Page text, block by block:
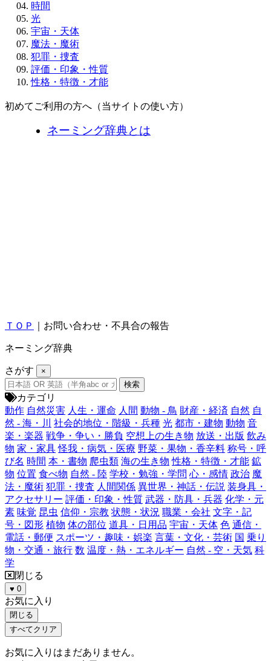
時間
光
宇宙・天体
魔法・魔術
犯罪・捜査
評価・印象・性質
性格・特徴・才能
初めてご利用の方へ（当サイトの使い方）
ネーミング辞典とは
ＴＯＰ ｜お問い合わせ・不具合の報告
ネーミング辞典
さがす ×
カテゴリ
動作 自然災害 人生・運命 人間 動物 - 鳥 財産・経済 自然 自
然 - 海・川
社会的地位・階級・兵種 光 都市・建物 動物 音
楽・楽器 戦争・争い・勝負 空想上の生き物 放送・出版 飲み
物 家・家具 怪我・病気・医療 野菜・果物・香辛料 称号・呼
び名 時間 本・書物 爬虫類 海の生き物 性格・特徴・才能 鉱
物 位置 食べ物 自然 - 陸 学校・勉強・学問 心・感情 政治 魔
法・魔術 犯罪・捜査 人間関係 異世界・神話・伝説 装身具・
アクセサリー 評価・印象・性質 武器・防具・兵器 化学・元
素 味覚 昆虫 信仰・宗教 状態・状況 職業・会社 文字・記
号・図形 植物 体の部位 道具・日用品 宇宙・天体 色 通信・
電話・郵便 スポーツ・趣味・娯楽 言葉・文化・芸術 国 乗り
物・交通・旅行 数 温度・熱・エネルギー 自然 - 空・天気 科
学
閉じる
♥ 0
お気に入り
閉じる
すべてクリア
お気に入りはまだありません。